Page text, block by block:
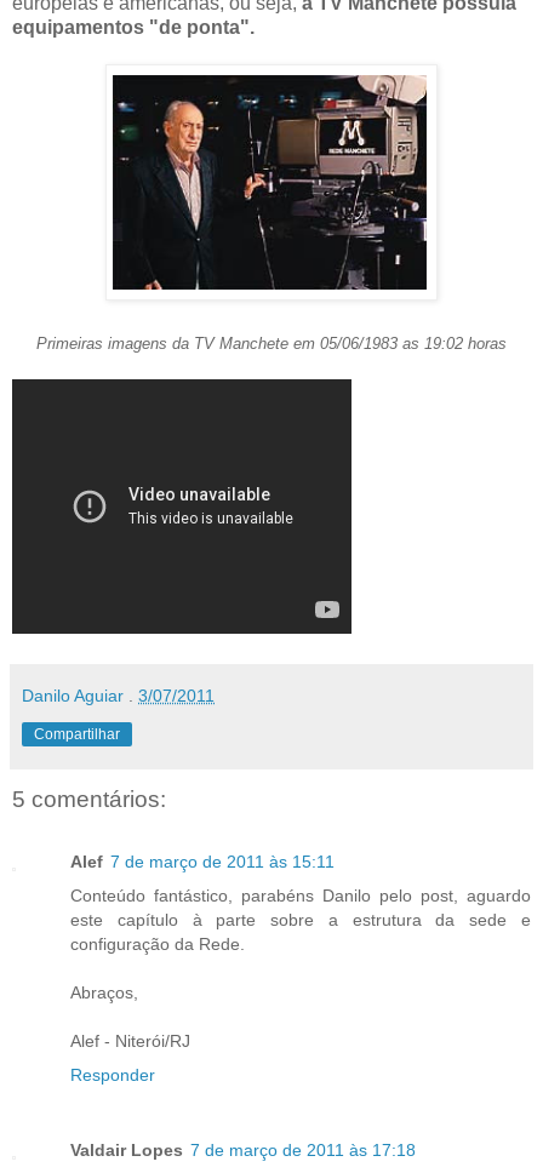
equipamentos "de ponta".
Primeiras imagens da TV Manchete em 05/06/1983 as 19:02 horas
Danilo Aguiar 3/07/2011
Compartilhar
5 comentários:
Alef 7 de março de 2011 às 15:11
Conteúdo fantástico, parabéns Danilo pelo post, aguardo
este capítulo à parte sobre a estrutura da sede e
configuração da Rede.
Abraços,
Alef - Niterói/RJ
Responder
Valdair Lopes 7 de março de 2011 às 17:18